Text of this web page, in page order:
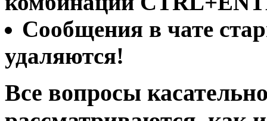
Сообщения в чате
удаляются!
Все вопросы